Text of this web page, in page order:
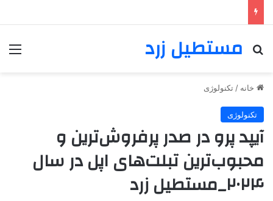
مستطیل زرد
خانه / تکنولوژی
تکنولوژی
آیپد پرو در صدر پرفروش‌ترین و
محبوب‌ترین تبلت‌های اپل در سال
۲۰۲۴_مستطیل زرد